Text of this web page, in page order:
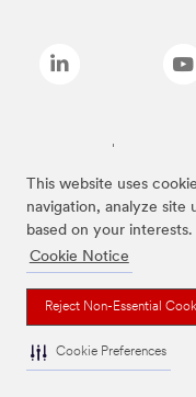
This website uses
navigation, analyze site
based on your interests.
Cookie Notice
Reject Non-Essential
Cookie Preferences
Las marcas